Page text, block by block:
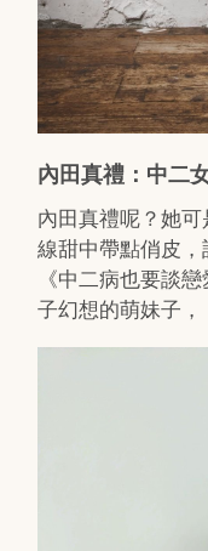
內田真禮：中二
內田真禮呢？她
線甜中帶點俏皮
《中二病也要談
子幻想的萌妹子，